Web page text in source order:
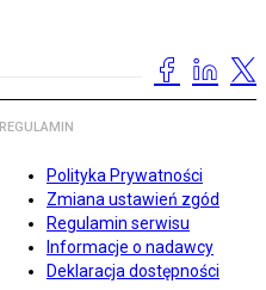
REGULAMIN
Polityka Prywatności
Zmiana ustawień zgód
Regulamin serwisu
Informacje o nadawcy
Deklaracja dostępności